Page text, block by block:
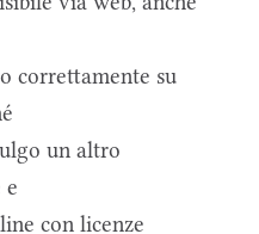
correttamente su
un altro
e
con licenze